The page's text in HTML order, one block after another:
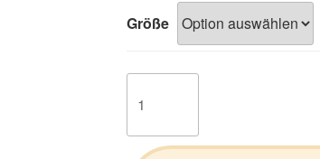
Größe
Bulldogge
Menge